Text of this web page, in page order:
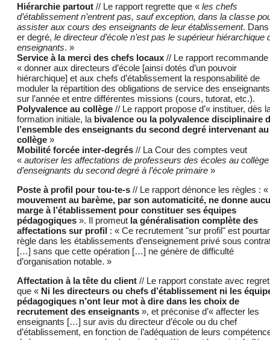
Hiérarchie partout // Le rapport regrette que « les chefs
d’établissement n’entrent pas, sauf exception, dans la classe
assister aux cours des enseignants de leur établissement.
er degré, le directeur d’école n’est pas le supérieur hiérarchique
enseignants. »
Service à la merci des chefs locaux // Le rapport recommande
« donner aux directeurs d’école [ainsi dotés d’un pouvoir
hiérarchique] et aux chefs d’établissement la responsabilité de
moduler la répartition des obligations de service des
sur l’année et entre différentes missions (cours, tutorat, etc.).
Polyvalence au collège // Le rapport propose d’« instituer, dès
formation initiale, la bivalence ou la polyvalence disciplinaire
l’ensemble des enseignants du second degré intervenant au
collège »
Mobilité forcée inter-degrés // La Cour des comptes veut
« autoriser les affectations de professeurs des écoles au
d’enseignants du second degré à l’école primaire »
Poste à profil pour tou-te-s // Le rapport dénonce les règles : «
mouvement au barème, par son automaticité, ne donne
marge à l’établissement pour constituer ses équipes
pédagogiques ». Il promeut la généralisation complète des
affectations sur profil : « Ce recrutement "sur profil" est
règle dans les établissements d’enseignement privé sous
[…] sans que cette opération […] ne génère de difficulté
d’organisation notable. »
Affectation à la tête du client // Le rapport constate avec
que « Ni les directeurs ou chefs d’établissement ni les
pédagogiques n’ont leur mot à dire dans les choix de
recrutement des enseignants », et préconise d’« affecter les
enseignants […] sur avis du directeur d’école ou du chef
d’établissement, en fonction de l’adéquation de leurs